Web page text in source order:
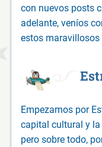
con nuevos posts
adelante, veníos
estos maravillosos
Empezamos por
capital cultural y
pero sobre todo,